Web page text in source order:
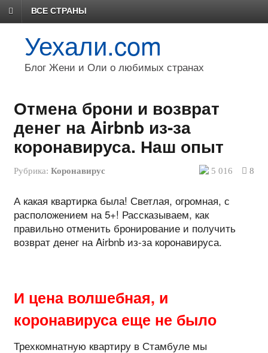
ВСЕ СТРАНЫ
Уехали.com
Блог Жени и Оли о любимых странах
Отмена брони и возврат
денег на Airbnb из-за
коронавируса. Наш опыт
Рубрика: Коронавирус 5 016 8
А какая квартирка была! Светлая, огромная, с
расположением на 5+! Рассказываем, как
правильно отменить бронирование и получить
возврат денег на Airbnb из-за коронавируса.
И цена волшебная, и
коронавируса еще не было
Трехкомнатную квартиру в Стамбуле мы